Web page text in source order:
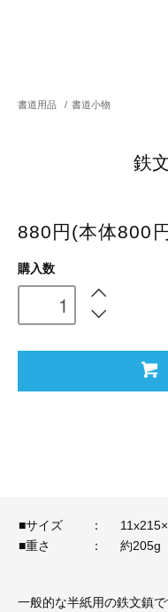
書道用品 / 書道小物
鉄
880円(本体800
購入数
■サイズ ：
■重さ
： 約205g
一般的な半紙用の鉄文鎮で